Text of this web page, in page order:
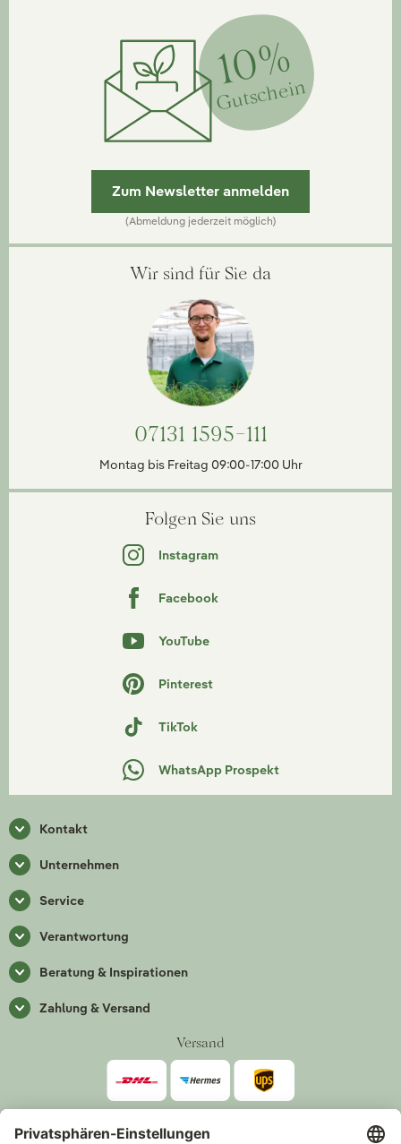
10%
Gutschein
Zum Newsletter anmelden
(Abmeldung jederzeit möglich)
Wir sind für Sie da
07131 1595-111
Montag bis Freitag 09:00-17:00 Uhr
Folgen Sie uns
Instagram
Facebook
YouTube
Pinterest
TikTok
WhatsApp Prospekt
Kontakt
Unternehmen
Service
Verantwortung
Beratung & Inspirationen
Zahlung & Versand
Versand
Zahlarten